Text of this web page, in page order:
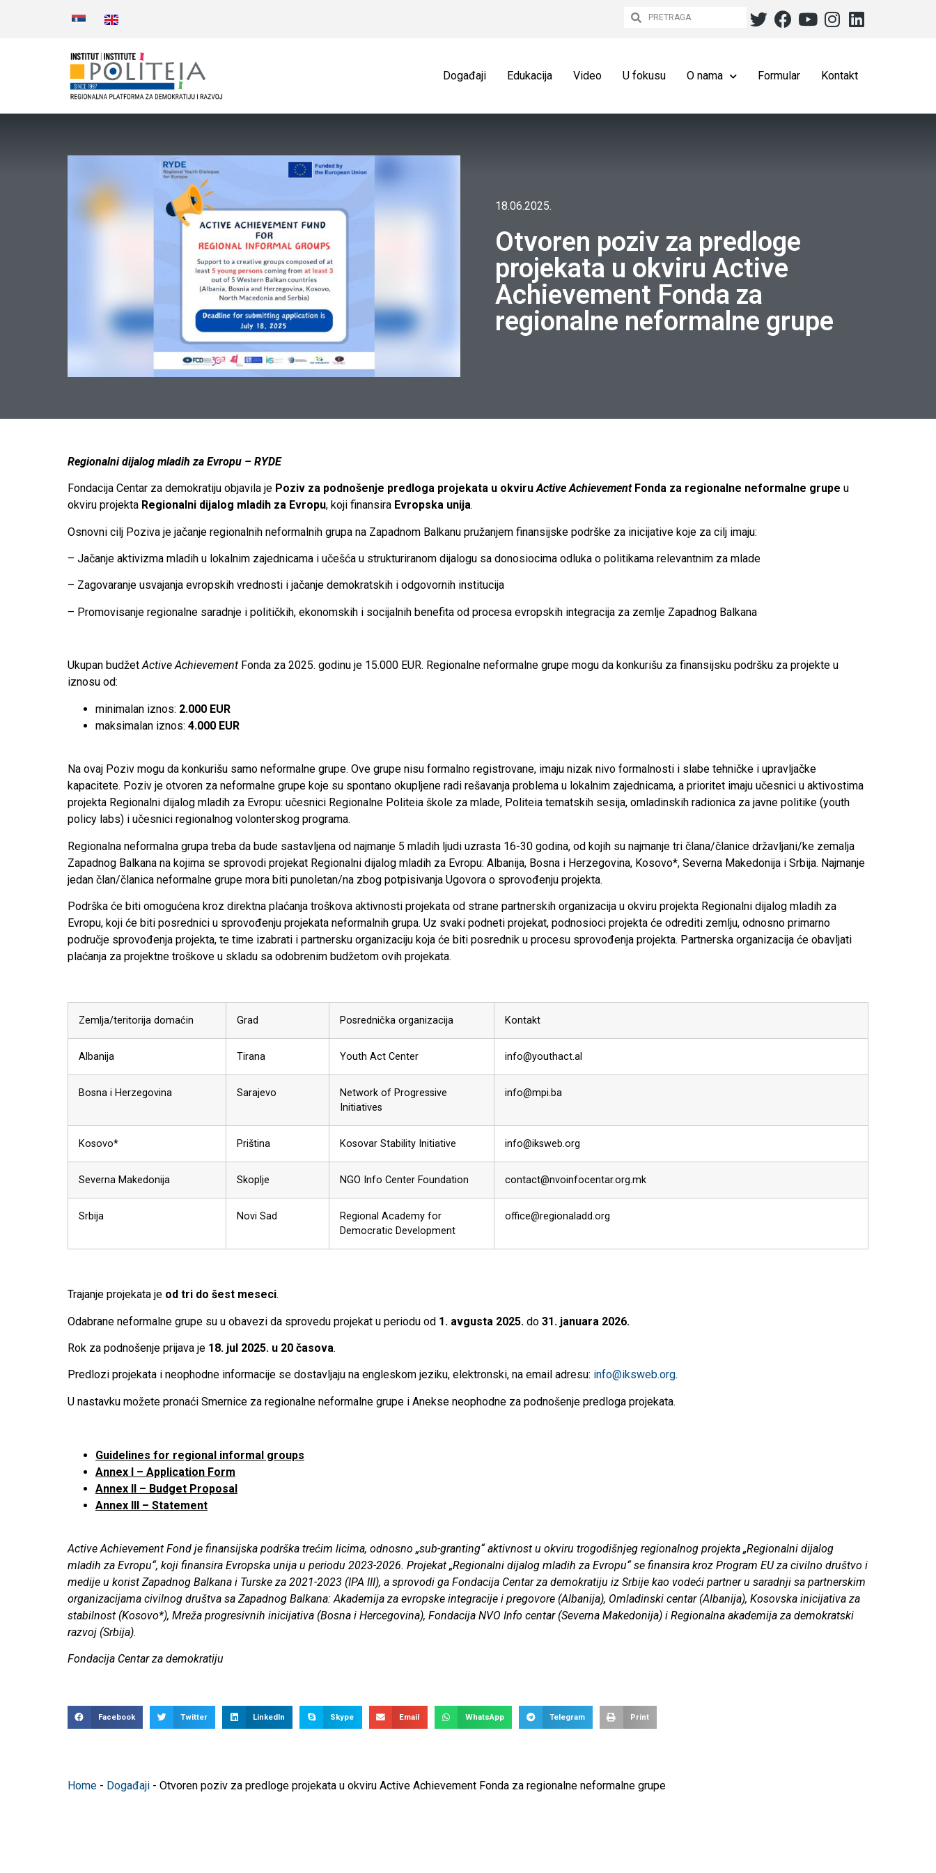
Događaji Edukacija Video U fokusu O nama Formular Kontakt
18.06.2025.
Otvoren poziv za predloge
projekata u okviru Active
Achievement Fonda za
regionalne neformalne grupe
Regionalni dijalog mladih za Evropu – RYDE
Fondacija Centar za demokratiju objavila je Poziv za podnošenje predloga projekata u okviruActive Achievement Fonda za regionalne neformalne grupe u
okviru projekta Regionalni dijalog mladih za Evropu, koji finansira Evropska unija.
Osnovni cilj Poziva je jačanje regionalnih neformalnih grupa na Zapadnom Balkanu pružanjem finansijske podrške za inicijative koje za cilj imaju:
– Jačanje aktivizma mladih u lokalnim zajednicama i učešća u strukturiranom dijalogu sa donosiocima odluka o politikama relevantnim za mlade
– Zagovaranje usvajanja evropskih vrednosti i jačanje demokratskih i odgovornih institucija
– Promovisanje regionalne saradnje i političkih, ekonomskih i socijalnih benefita od procesa evropskih integracija za zemlje Zapadnog Balkana
Ukupan budžetActive Achievement Fonda za 2025. godinu je 15.000 EUR. Regionalne neformalne grupe mogu da konkurišu za finansijsku podršku za projekte u
iznosu od:
minimalan iznos: 2.000 EUR
maksimalan iznos: 4.000 EUR
Na ovaj Poziv mogu da konkurišu samo neformalne grupe. Ove grupe nisu formalno registrovane, imaju nizak nivo formalnosti i slabe tehničke i upravljačke
kapacitete. Poziv je otvoren za neformalne grupe koje su spontano okupljene radi rešavanja problema u lokalnim zajednicama, a prioritet imaju učesnici u aktivostima
projekta Regionalni dijalog mladih za Evropu: učesnici Regionalne Politeia škole za mlade, Politeia tematskih sesija, omladinskih radionica za javne politike (youth
policy labs) i učesnici regionalnog volonterskog programa.
Regionalna neformalna grupa treba da bude sastavljena od najmanje 5 mladih ljudi uzrasta 16-30 godina, od kojih su najmanje tri člana/članice državljani/ke zemalja
Zapadnog Balkana na kojima se sprovodi projekat Regionalni dijalog mladih za Evropu: Albanija, Bosna i Herzegovina, Kosovo*, Severna Makedonija i Srbija. Najmanje
jedan član/članica neformalne grupe mora biti punoletan/na zbog potpisivanja Ugovora o sprovođenju projekta.
Podrška će biti omogućena kroz direktna plaćanja troškova aktivnosti projekata od strane partnerskih organizacija u okviru projekta Regionalni dijalog mladih za
Evropu, koji će biti posrednici u sprovođenju projekata neformalnih grupa. Uz svaki podneti projekat, podnosioci projekta će odrediti zemlju, odnosno primarno
područje sprovođenja projekta, te time izabrati i partnersku organizaciju koja će biti posrednik u procesu sprovođenja projekta. Partnerska organizacija će obavljati
plaćanja za projektne troškove u skladu sa odobrenim budžetom ovih projekata.
Zemlja/teritorija domaćin Grad Posrednička organizacija Kontakt
Albanija Tirana Youth Act Center info@youthact.al
Bosna i Herzegovina Sarajevo
Network of Progressive
Initiatives
info@mpi.ba
Kosovo* Priština Kosovar Stability Initiative info@iksweb.org
Severna Makedonija Skoplje NGO Info Center Foundation contact@nvoinfocentar.org.mk
Srbija Novi Sad
Regional Academy for
Democratic Development
office@regionaladd.org
Trajanje projekata je od tri do šest meseci.
Odabrane neformalne grupe su u obavezi da sprovedu projekat u periodu od 1. avgusta 2025. do 31. januara 2026.
Rok za podnošenje prijava je 18. jul 2025. u 20 časova.
Predlozi projekata i neophodne informacije se dostavljaju na engleskom jeziku, elektronski, na email adresu: info@iksweb.org.
U nastavku možete pronaći Smernice za regionalne neformalne grupe i Anekse neophodne za podnošenje predloga projekata.
Guidelines for regional informal groups
Annex I – Application Form
Annex II – Budget Proposal
Annex III – Statement
Active Achievement Fond je finansijska podrška trećim licima, odnosno „sub-granting“ aktivnost u okviru trogodišnjeg regionalnog projekta „Regionalni dijalog
mladih za Evropu“, koji finansira Evropska unija u periodu 2023-2026. Projekat „Regionalni dijalog mladih za Evropu“ se finansira kroz Program EU za civilno društvo i
medije u korist Zapadnog Balkana i Turske za 2021-2023 (IPA III), a sprovodi ga Fondacija Centar za demokratiju iz Srbije kao vodeći partner u saradnji sa partnerskim
organizacijama civilnog društva sa Zapadnog Balkana: Akademija za evropske integracije i pregovore (Albanija), Omladinski centar (Albanija), Kosovska inicijativa za
stabilnost (Kosovo*), Mreža progresivnih inicijativa (Bosna i Hercegovina), Fondacija NVO Info centar (Severna Makedonija) i Regionalna akademija za demokratski
razvoj (Srbija).
Fondacija Centar za demokratiju
Facebook Twitter LinkedIn Skype Email WhatsApp Telegram Print
Home - Događaji - Otvoren poziv za predloge projekata u okviru Active Achievement Fonda za regionalne neformalne grupe